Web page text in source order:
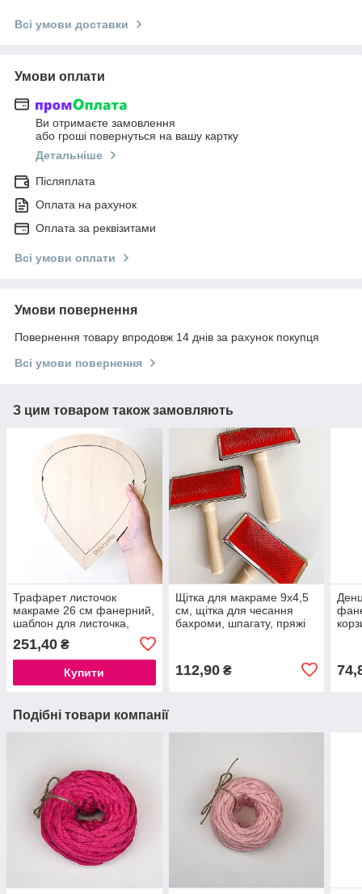
Всі умови доставки
Умови оплати
Ви отримаєте замовлення
або гроші повернуться на вашу картку
Детальніше
Післяплата
Оплата на рахунок
Оплата за реквізитами
Всі умови оплати
Умови повернення
Повернення товару впродовж 14 днів за рахунок покупця
Всі умови повернення
З цим товаром також замовляють
Трафарет листочок
макраме 26 см фанерний,
шаблон для листочка,
макраме
251,40 ₴
Купити
Щітка для макраме 9х4,5
см, щітка для чесання
бахроми, шпагату, пряжі
112,90₴
Подібні товари компанії